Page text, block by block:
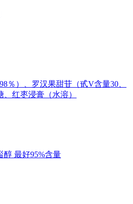
％）、罗汉果甜苷（甙V含量30、
红枣浸膏（水溶）
醇 最好95%含量